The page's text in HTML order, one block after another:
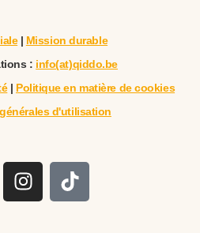
| Mission durable
: info(at)qiddo.be
| Politique en matière de cookies
d'utilisation